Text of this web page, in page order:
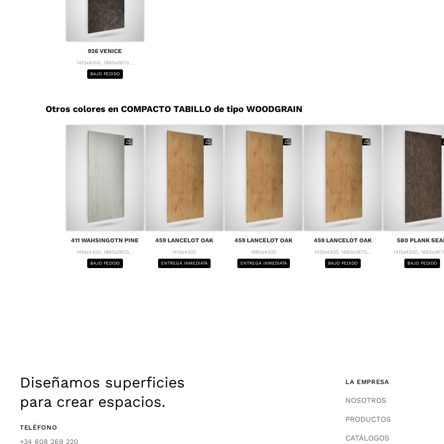
926 VENICE
1410x4300, 1860x3670...
BAJO PEDIDO
Otros colores en COMPACTO TABILLO de tipo WOODGRAIN
411 WAHSINGOTN PINE
1410x4300, 1860x3670...
BAJO PEDIDO
459 LANCELOT OAK
1410x4300
ENTREGA INMEDIATA
459 LANCELOT OAK
1860x4300
ENTREGA INMEDIATA
459 LANCELOT OAK
1410x4300, 1860x3670...
BAJO PEDIDO
580 PLANK
1410x4300,
BAJO PEDIDO
Diseñamos superficies
para crear espacios.
TELÉFONO
+34 608 269 220
LA EMPRESA
NOSOTROS
PRODUCTOS
CATÁLOGOS